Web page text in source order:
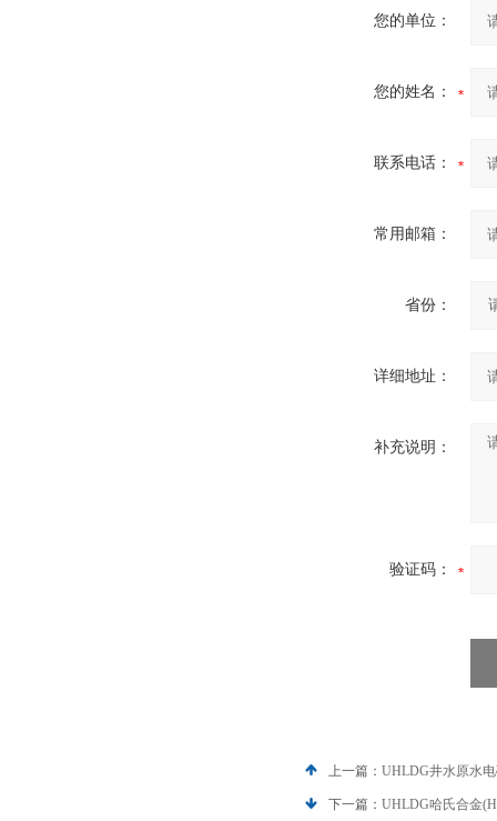
您的单位：
您的姓名：
联系电话：
常用邮箱：
省份：
详细地址：
补充说明：
验证码：
上一篇： UHLDG井水原水
下一篇： UHLDG哈氏合金